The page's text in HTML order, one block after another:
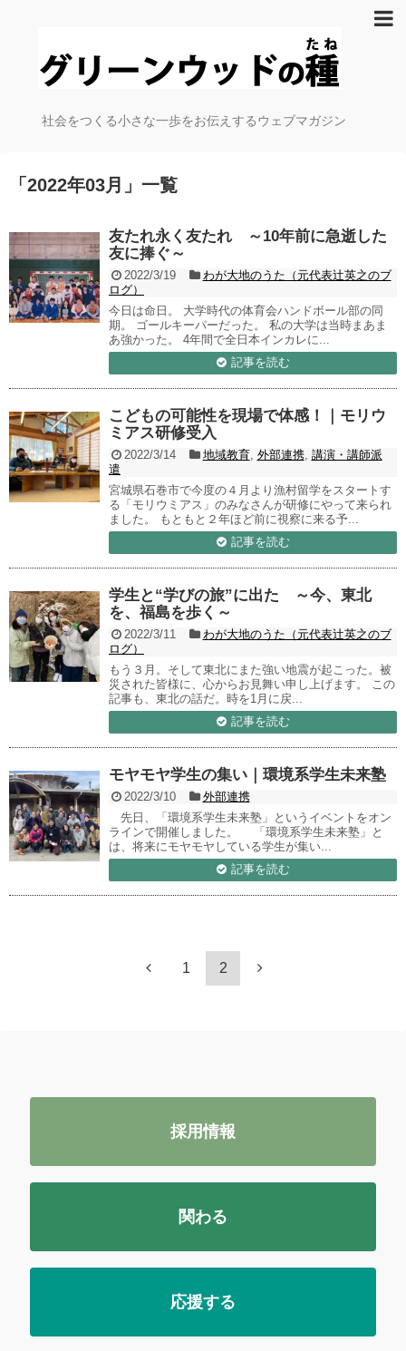
社会をつくる小さな一歩をお伝えするウェブマガジン
「 2022年03月 」 一覧
友たれ永く友たれ ～10年前に急逝した
友に捧ぐ～
2022/3/19
わが大地のうた（元代表辻英之のブ
ログ）
今日は命日。 大学時代の体育会ハンドボール部の同
期。 ゴールキーパーだった。 私の大学は当時まあま
あ強かった。 4年間で全日本インカレに...
記事を読む
こどもの可能性を現場で体感！｜モリウ
ミアス研修受入
2022/3/14 地域教育, 外部連携, 講演・講師派
遣
宮城県石巻市で今度の４月より漁村留学をスタートす
る「モリウミアス」のみなさんが研修にやって来られ
ました。 もともと２年ほど前に視察に来る予...
記事を読む
学生と“学びの旅”に出た ～今、東北
を、福島を歩く～
2022/3/11
わが大地のうた（元代表辻英之のブ
ログ）
もう３月。そして東北にまた強い地震が起こった。被
災された皆様に、心からお見舞い申し上げます。 この
記事も、東北の話だ。時を1月に戻...
記事を読む
モヤモヤ学生の集い｜環境系学生未来塾
2022/3/10
外部連携
先日、「環境系学生未来塾」というイベントをオン
ラインで開催しました。 「環境系学生未来塾」と
は、将来にモヤモヤしている学生が集い...
記事を読む
1 2
採用情報
関わる
応援する